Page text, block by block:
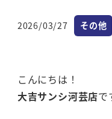
投稿日
2026/03/27 カテゴ
その他
こんにちは！
大吉サンシ河芸店で